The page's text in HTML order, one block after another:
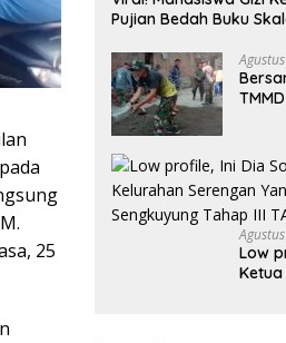
25
Pujian Bedah Buku
Low